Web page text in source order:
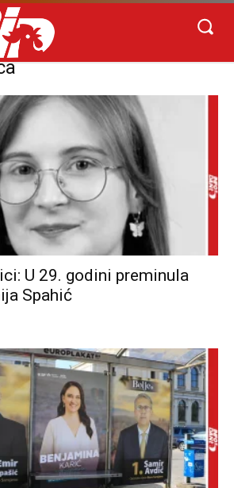
U 29. godini preminula
Spahić